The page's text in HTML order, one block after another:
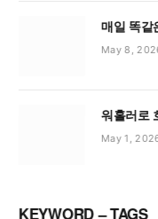
매일 똑
May 8,
워홀러로
May 1,
KEYWORD – TAGS